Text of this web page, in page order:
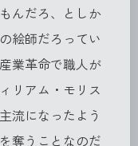
んだろ、としか
絵師だろってい
業革命で職人が
リアム・モリス
流になったよう
奪うことなのだ